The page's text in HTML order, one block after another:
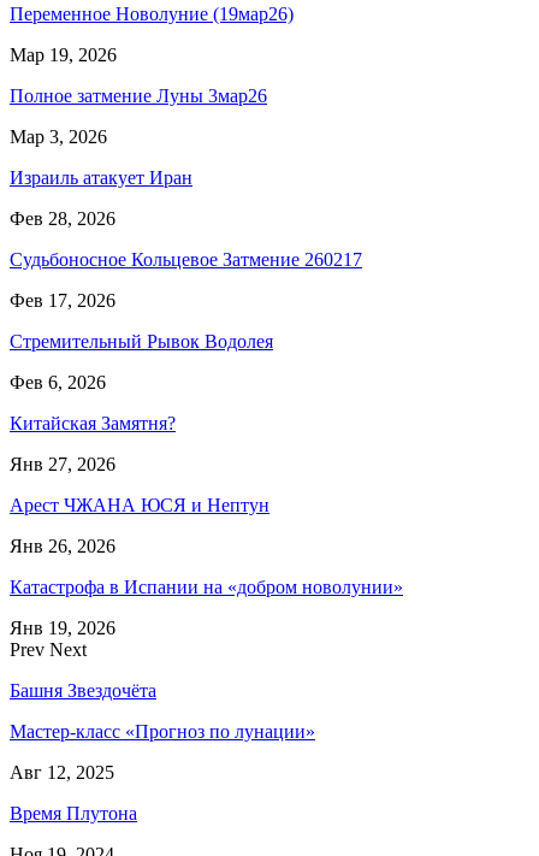
Переменное Новолуние (19мар26)
Мар 19, 2026
Полное затмение Луны 3мар26
Мар 3, 2026
Израиль атакует Иран
Фев 28, 2026
Судьбоносное Кольцевое Затмение 260217
Фев 17, 2026
Стремительный Рывок Водолея
Фев 6, 2026
Китайская Замятня?
Янв 27, 2026
Арест ЧЖАНА ЮСЯ и Нептун
Янв 26, 2026
Катастрофа в Испании на «добром новолунии»
Янв 19, 2026
Prev Next
Башня Звездочёта
Мастер-класс «Прогноз по лунации»
Авг 12, 2025
Время Плутона